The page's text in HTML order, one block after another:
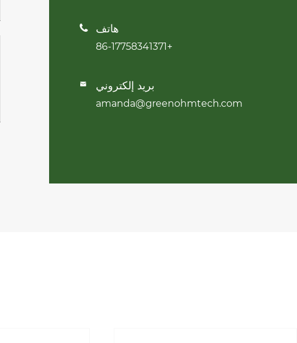
 هاتف
+86-17758341371
 بريد إلكتروني
amanda@greenohmtech.com